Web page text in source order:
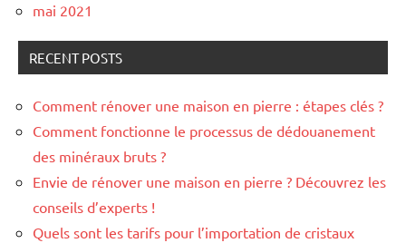
mai 2021
RECENT POSTS
Comment rénover une maison en pierre : étapes clés ?
Comment fonctionne le processus de dédouanement
des minéraux bruts ?
Envie de rénover une maison en pierre ? Découvrez les
conseils d’experts !
Quels sont les tarifs pour l’importation de cristaux